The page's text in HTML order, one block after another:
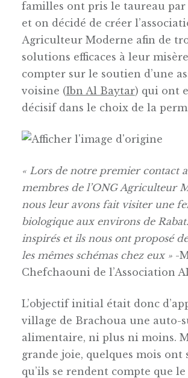
familles ont pris le taureau par
et on décidé de créer
Agriculteur Moderne afin de
solutions efficaces à leur
compter sur le soutien d’une
voisine (Ibn Al Baytar) qui ont
décisif dans le choix de la
« Lors de notre premier contact
membres de l’ONG Agriculteur
nous leur avons fait visiter une
biologique aux environs de Rabat.
inspirés et ils nous ont proposé
les mêmes schémas chez eux »-
Chefchaouni de l’Association
L’objectif initial était donc
village de Brachoua une auto-
alimentaire, ni plus ni moins.
grande joie, quelques mois ont
qu’ils se rendent compte que